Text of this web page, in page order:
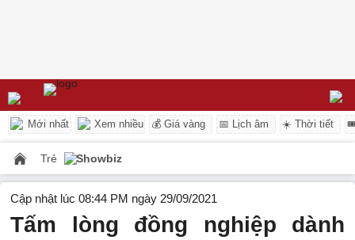
Mới nhất Xem nhiều 💰 Giá vàng 📅 Lịch âm ☀️ Thời tiết
Trẻ Showbiz
Cập nhật lúc 08:44 PM ngày 29/09/2021
Tấm lòng đồng nghiệp dành